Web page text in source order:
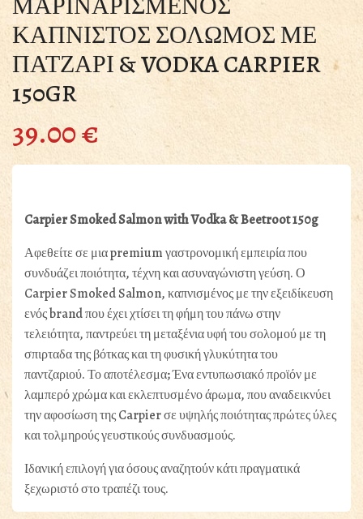
ΚΑΠΝΙΣΤΟΣ ΣΟΛΩΜΟΣ ΜΕ
ΠΑΤΖΑΡΙ & VODKA CARPIER
150GR
39.00€
Carpier Smoked Salmon with Vodka & Beetroot 150g
Αφεθείτε σε μια premium γαστρονομική εμπειρία που
συνδυάζει ποιότητα, τέχνη και ασυναγώνιστη γεύση. Ο
Carpier Smoked Salmon, καπνισμένος με την εξειδίκευση
ενός brand που έχει χτίσει τη φήμη του πάνω στην
τελειότητα, παντρεύει τη μεταξένια υφή του σολομού με τη
σπιρταδα της βότκας και τη φυσική γλυκύτητα του
παντζαριού. Το αποτέλεσμα; Ένα εντυπωσιακό προϊόν με
λαμπερό χρώμα και εκλεπτυσμένο άρωμα, που αναδεικνύει
την αφοσίωση της Carpier σε υψηλής ποιότητας πρώτες ύλες
και τολμηρούς γευστικούς συνδυασμούς.
Ιδανική επιλογή για όσους αναζητούν κάτι πραγματικά
ξεχωριστό στο τραπέζι τους.